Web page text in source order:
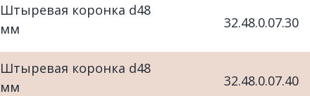
Штыревая коронка d48
мм
32.48.0.07.30
Штыревая коронка d48
мм
32.48.0.07.40